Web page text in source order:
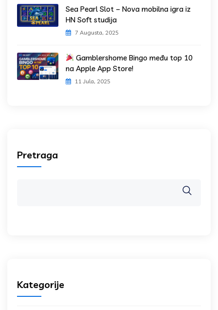
Sea Pearl Slot – Nova mobilna igra iz
HN Soft studija
7 Augusta, 2025
Gamblershome Bingo među top 10
na Apple App Store!
11 Jula, 2025
Pretraga
Kategorije